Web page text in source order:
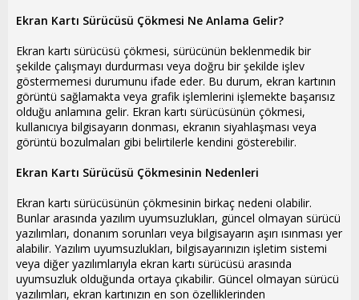
Ekran Kartı Sürücüsü Çökmesi Ne Anlama Gelir?
Ekran kartı sürücüsü çökmesi, sürücünün beklenmedik bir
şekilde çalışmayı durdurması veya doğru bir şekilde işlev
göstermemesi durumunu ifade eder. Bu durum, ekran kartının
görüntü sağlamakta veya grafik işlemlerini işlemekte başarısız
olduğu anlamına gelir. Ekran kartı sürücüsünün çökmesi,
kullanıcıya bilgisayarın donması, ekranın siyahlaşması veya
görüntü bozulmaları gibi belirtilerle kendini gösterebilir.
Ekran Kartı Sürücüsü Çökmesinin Nedenleri
Ekran kartı sürücüsünün çökmesinin birkaç nedeni olabilir.
Bunlar arasında yazılım uyumsuzlukları, güncel olmayan sürücü
yazılımları, donanım sorunları veya bilgisayarın aşırı ısınması yer
alabilir. Yazılım uyumsuzlukları, bilgisayarınızın işletim sistemi
veya diğer yazılımlarıyla ekran kartı sürücüsü arasında
uyumsuzluk olduğunda ortaya çıkabilir. Güncel olmayan sürücü
yazılımları, ekran kartınızın en son özelliklerinden